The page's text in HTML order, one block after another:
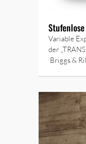
Variable
der
Briggs &